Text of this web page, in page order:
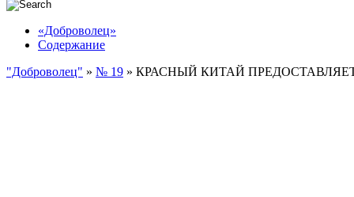
«Доброволец»
Содержание
"Доброволец" » № 19 » КРАСНЫЙ КИТАЙ